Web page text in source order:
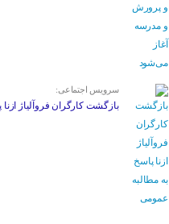
سرویس اجتماعی:
بازگشت کارگران فروآلیاژ